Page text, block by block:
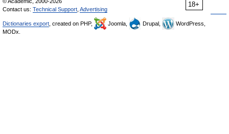
18+
Contact us: Technical Support Advertising
Dictionaries export , created on PHP, Joomla, Drupal,
WordPress,
MODx.